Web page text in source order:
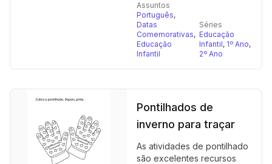
Assuntos
Português,
Datas
Comemorativas,
Educação
Infantil
Séries
Educação
Infantil, 1º Ano,
2º Ano
Pontilhados de
inverno para traçar
As atividades de pontilhado
são excelentes recursos